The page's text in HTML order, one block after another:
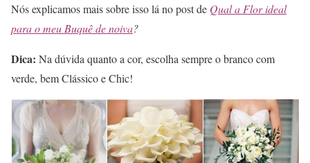
Nós explicamos mais sobre isso lá no post de Qual a Flor ideal
para o meu Buquê de noiva?
Dica: Na dúvida quanto a cor, escolha sempre o branco com
verde, bem Clássico e Chic!